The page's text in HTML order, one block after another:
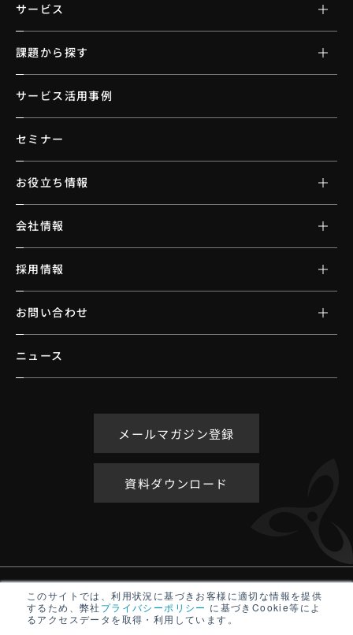
このサイトでは、利用状況に基づきお客様に適切な情報を提供
するため、弊社 プライバシーポリシー に基づきCookie等によ
るアクセスデータを取得・利用しています。
サービス
課題から探す
サービス活用事例
セミナー
お役立ち情報
会社情報
採用情報
お問い合わせ
ニュース
メールマガジン登録
資料ダウンロード
アクセシビリティポリシー
サイトマップ
プライバシーポリシー